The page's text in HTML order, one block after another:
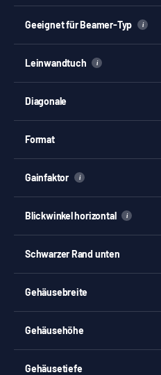
Geeignet für Beamer-Typ i
Leinwandtuch i
Diagonale
Format
Gainfaktor i
Blickwinkel horizontal i
Schwarzer Rand unten
Gehäusebreite
Gehäusehöhe
Gehäusetiefe